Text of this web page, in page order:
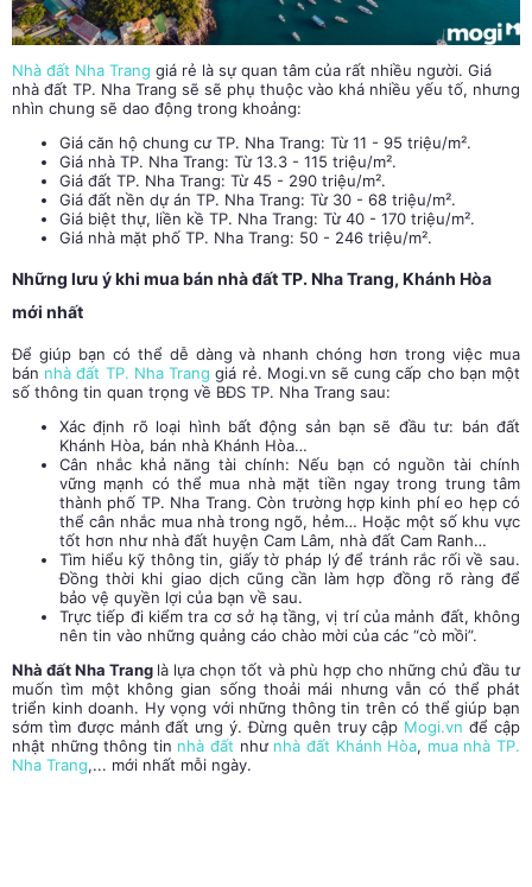
Nhà đất Nha Trang giá rẻ là sự quan tâm của rất nhiều người. Giá
nhà đất TP. Nha Trang sẽ sẽ phụ thuộc vào khá nhiều yếu tố, nhưng
nhìn chung sẽ dao động trong khoảng:
Giá căn hộ chung cư TP. Nha Trang: Từ 11 - 95 triệu/m².
Giá nhà TP. Nha Trang: Từ 13.3 - 115 triệu/m².
Giá đất TP. Nha Trang: Từ 45 - 290 triệu/m².
Giá đất nền dự án TP. Nha Trang: Từ 30 - 68 triệu/m².
Giá biệt thự, liền kề TP. Nha Trang: Từ 40 - 170 triệu/m².
Giá nhà mặt phố TP. Nha Trang: 50 - 246 triệu/m².
Những lưu ý khi mua bán nhà đất TP. Nha Trang, Khánh Hòa
mới nhất
Để giúp bạn có thể dễ dàng và nhanh chóng hơn trong việc mua
bán nhà đất TP. Nha Trang giá rẻ. Mogi.vn sẽ cung cấp cho bạn một
số thông tin quan trọng về BĐS TP. Nha Trang sau:
Xác định rõ loại hình bất động sản bạn sẽ đầu tư: bán đất
Khánh Hòa, bán nhà Khánh Hòa…
Cân nhắc khả năng tài chính: Nếu bạn có nguồn tài chính
vững mạnh có thể mua nhà mặt tiền ngay trong trung tâm
thành phố TP. Nha Trang. Còn trường hợp kinh phí eo hẹp có
thể cân nhắc mua nhà trong ngõ, hẻm… Hoặc một số khu vực
tốt hơn như nhà đất huyện Cam Lâm, nhà đất Cam Ranh…
Tìm hiểu kỹ thông tin, giấy tờ pháp lý để tránh rắc rối về sau.
Đồng thời khi giao dịch cũng cần làm hợp đồng rõ ràng để
bảo vệ quyền lợi của bạn về sau.
Trực tiếp đi kiểm tra cơ sở hạ tầng, vị trí của mảnh đất, không
nên tin vào những quảng cáo chào mời của các “cò mồi”.
Nhà đất Nha Trang là lựa chọn tốt và phù hợp cho những chủ đầu tư
muốn tìm một không gian sống thoải mái nhưng vẫn có thể phát
triển kinh doanh. Hy vọng với những thông tin trên có thể giúp bạn
sớm tìm được mảnh đất ưng ý. Đừng quên truy cập Mogi.vn để cập
nhật những thông tin nhà đất như nhà đất Khánh Hòa, mua nhà TP.
Nha Trang,... mới nhất mỗi ngày.